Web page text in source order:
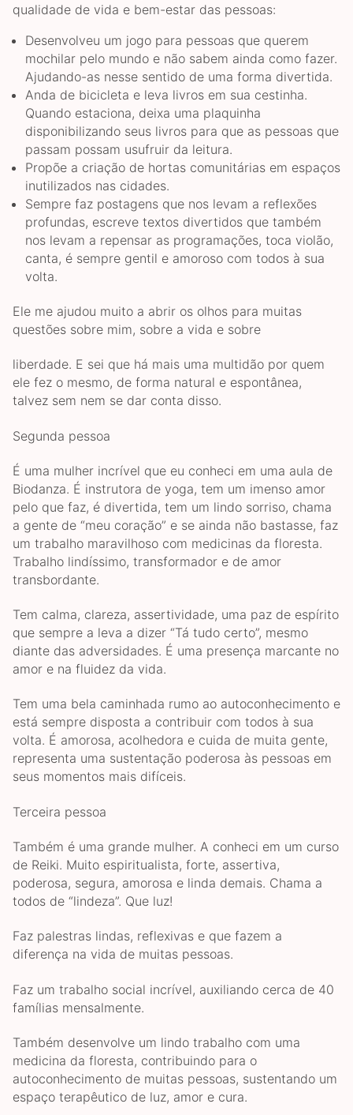
qualidade de vida e bem-estar das pessoas:
Desenvolveu um jogo para pessoas que querem
mochilar pelo mundo e não sabem ainda como fazer.
Ajudando-as nesse sentido de uma forma divertida.
Anda de bicicleta e leva livros em sua cestinha.
Quando estaciona, deixa uma plaquinha
disponibilizando seus livros para que as pessoas que
passam possam usufruir da leitura.
Propõe a criação de hortas comunitárias em espaços
inutilizados nas cidades.
Sempre faz postagens que nos levam a reflexões
profundas, escreve textos divertidos que também
nos levam a repensar as programações, toca violão,
canta, é sempre gentil e amoroso com todos à sua
volta.
Ele me ajudou muito a abrir os olhos para muitas
questões sobre mim, sobre a vida e sobre
liberdade. E sei que há mais uma multidão por quem
ele fez o mesmo, de forma natural e espontânea,
talvez sem nem se dar conta disso.
Segunda pessoa
É uma mulher incrível que eu conheci em uma aula de
Biodanza. É instrutora de yoga, tem um imenso amor
pelo que faz, é divertida, tem um lindo sorriso, chama
a gente de “meu coração” e se ainda não bastasse, faz
um trabalho maravilhoso com medicinas da floresta.
Trabalho lindíssimo, transformador e de amor
transbordante.
Tem calma, clareza, assertividade, uma paz de espírito
que sempre a leva a dizer “Tá tudo certo”, mesmo
diante das adversidades. É uma presença marcante no
amor e na fluidez da vida.
Tem uma bela caminhada rumo ao autoconhecimento e
está sempre disposta a contribuir com todos à sua
volta. É amorosa, acolhedora e cuida de muita gente,
representa uma sustentação poderosa às pessoas em
seus momentos mais difíceis.
Terceira pessoa
Também é uma grande mulher. A conheci em um curso
de Reiki. Muito espiritualista, forte, assertiva,
poderosa, segura, amorosa e linda demais. Chama a
todos de “lindeza”. Que luz!
Faz palestras lindas, reflexivas e que fazem a
diferença na vida de muitas pessoas.
Faz um trabalho social incrível, auxiliando cerca de 40
famílias mensalmente.
Também desenvolve um lindo trabalho com uma
medicina da floresta, contribuindo para o
autoconhecimento de muitas pessoas, sustentando um
espaço terapêutico de luz, amor e cura.